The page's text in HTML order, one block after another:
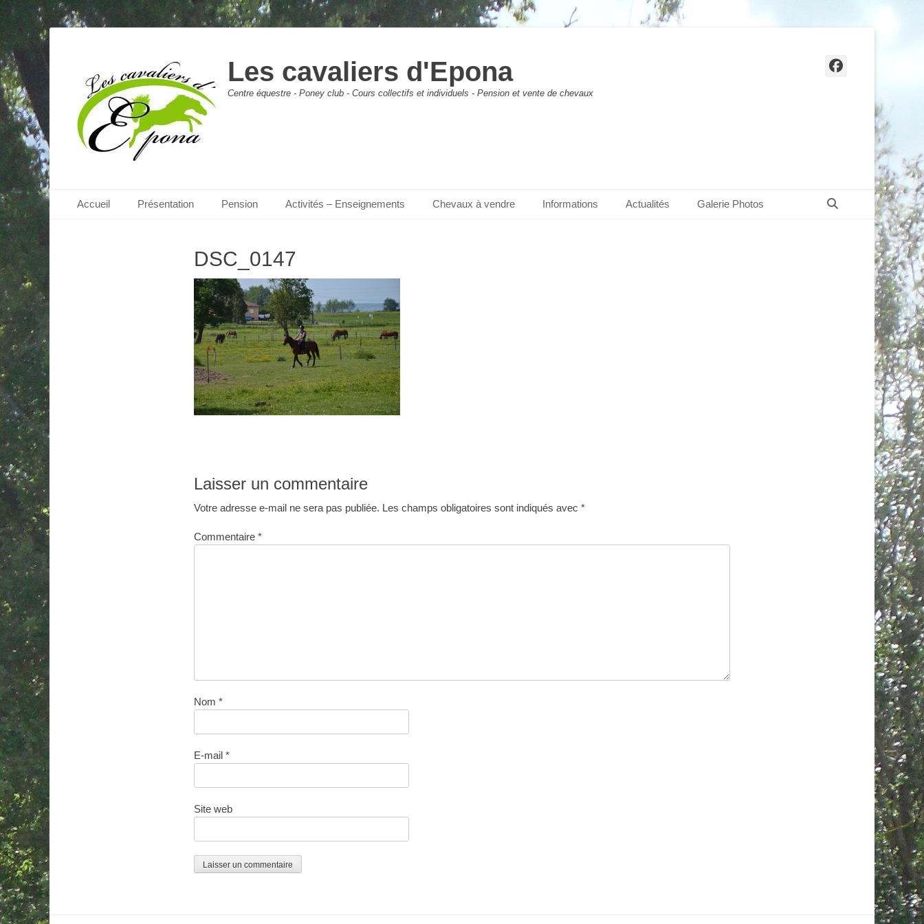
Les cavaliers d'Epona
Centre équestre - Poney club - Cours collectifs et individuels - Pension et vente de chevaux
Facebook
Menu principal
Accueil Présentation Pension Activités – Enseignements Chevaux à vendre Informations Actualités Galerie Photos
Recherche
DSC_0147
Laisser un commentaire
Votre adresse e-mail ne sera pas publiée. Les champs obligatoires sont indiqués avec *
Commentaire *
Nom *
E-mail *
Site web